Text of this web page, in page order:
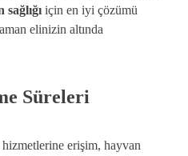
sağlığı için en iyi çözümü
elinizin altında
Süreleri
erişim, hayvan